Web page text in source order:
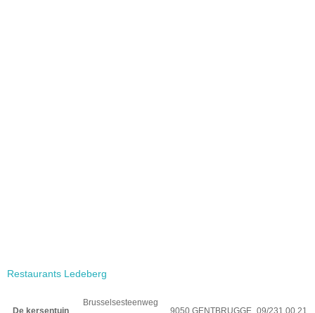
Restaurants Ledeberg
De kersentuin
Brusselsesteenweg
9050 GENTBRUGGE 09/231.00.21